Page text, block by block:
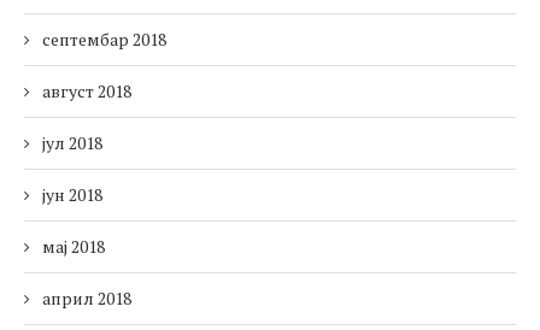
септембар 2018
август 2018
јул 2018
јун 2018
мај 2018
април 2018